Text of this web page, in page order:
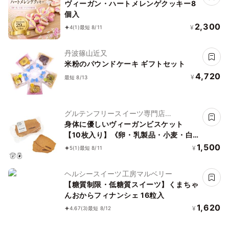
L'AURA(ローラ)
ヴィーガン・ハートメレンゲクッキー8
個入
4(1)最短 8/11 ¥ 2,300
丹波篠山近又
米粉のパウンドケーキ ギフトセット
最短 8/13 ¥ 4,720
グルテンフリースイーツ専門店
NachuRa(ナチュラ)-南青山-
身体に優しいヴィーガンビスケット
【10枚入り】《卵・乳製品・小麦・白
砂糖不使用》《ヴィーガンスイーツ》
5(1)最短 8/11 ¥ 1,500
ヘルシースイーツ工房マルベリー
【糖質制限・低糖質スイーツ】くまちゃ
んおからフィナンシェ 16粒入
4.67(3)最短 8/12 ¥ 1,620